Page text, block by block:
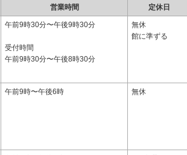
営業時間 定休日
午前9時30分〜午後9時30分
受付時間
午前9時30分〜午後8時30分
無休
館に準ずる
午前9時〜午後6時 無休